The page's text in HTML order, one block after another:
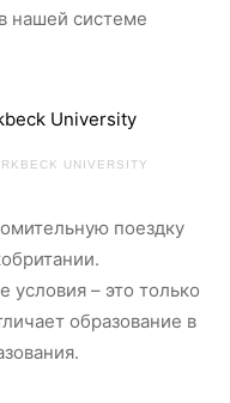
нашей системе
UNIVERSITY
поездку
– это только
образование в